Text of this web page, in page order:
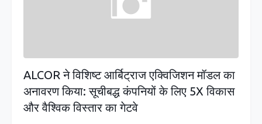
ALCOR ने विशिष्ट आर्बिट्राज एक्विजिशन मॉडल का
अनावरण किया: सूचीबद्ध कंपनियों के लिए 5X विकास
और वैश्विक विस्तार का गेटवे